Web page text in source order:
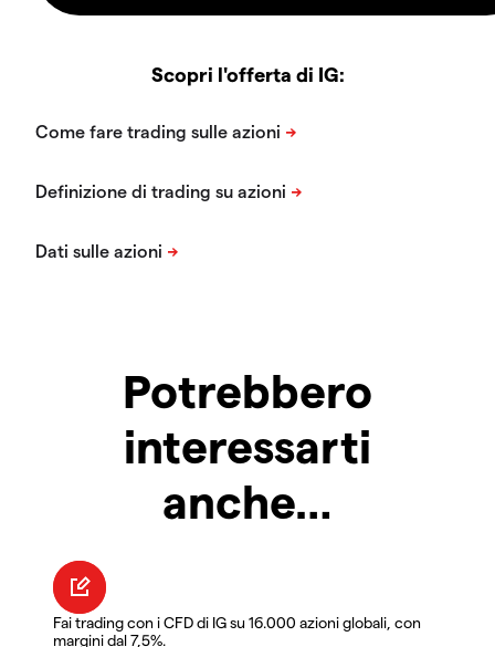
Scopri l'offerta di IG:
Potrebbero
interessarti
anche…
Fai trading con i CFD di IG su 16.000 azioni globali, con
margini dal 7,5%.